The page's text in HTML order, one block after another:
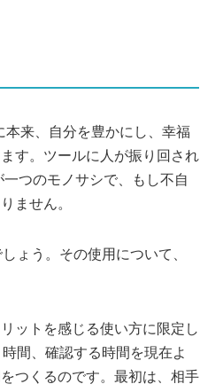
来、自分を豊かにし、幸福
す。ツールに人が振り回され
つのモノサシで、もし不自
りません。
ょう。その使用について、
ットを感じる使い方に限定し
間、確認する時間を現在よ
つくるのです。最初は、相手